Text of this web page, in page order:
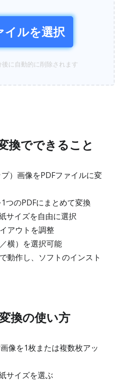
イルを選択
後に自動的に削除されます
換でできること
）画像をPDFファイルに変
つのPDFにまとめて変換
サイズを自由に選択
アウトを調整
横）を選択可能
動作し、ソフトのインスト
換の使い方
像を1枚または複数枚アッ
サイズを選ぶ